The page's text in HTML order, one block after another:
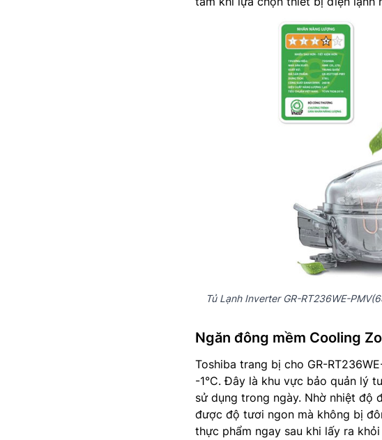
Tủ Lạnh Inverter GR-RT236WE-
Ngăn đông mềm Cooling
Toshiba trang bị cho GR-
-1°C. Đây là khu vực bảo quản lý
sử dụng trong ngày. Nhờ nhiệt độ
được độ tươi ngon mà không bị
thực phẩm ngay sau khi lấy ra